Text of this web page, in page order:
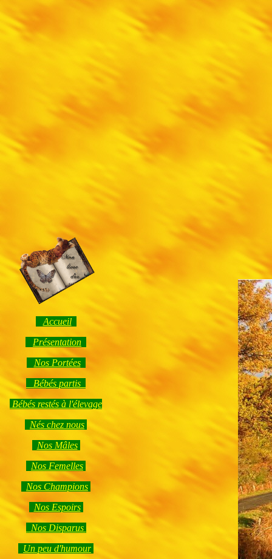
Accueil
Présentation
Nos Portées
Bébés partis
Bébés restés à l'élevage
Nés chez nous
Nos Mâles
Nos Femelles
Nos Champions
Nos Espoirs
Nos Disparus
Un peu d'humour